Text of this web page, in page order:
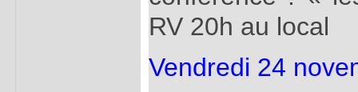
RV 20h au local
Vendredi 24